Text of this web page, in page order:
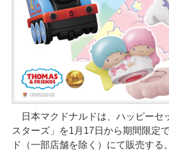
日本マクドナルドは、ハッピーセ
スターズ」を1月17日から期間限定
ド（一部店舗を除く）にて販売する